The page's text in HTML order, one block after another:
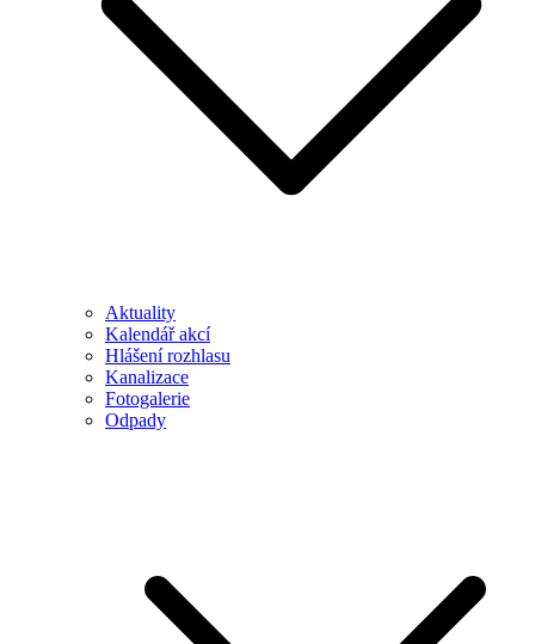
Aktuality
Kalendář akcí
Hlášení rozhlasu
Kanalizace
Fotogalerie
Odpady